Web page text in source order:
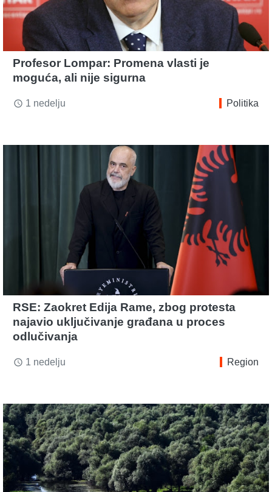
Profesor Lompar: Promena vlasti je
moguća, ali nije sigurna
access_time 1 nedelju Politika
RSE: Zaokret Edija Rame, zbog protesta
najavio uključivanje građana u proces
odlučivanja
access_time 1 nedelju Region